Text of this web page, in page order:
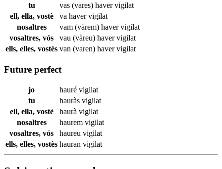
tu
vas (vares) havervigilat
ell, ella, vostè
va havervigilat
nosaltres
vam (vàrem) havervigilat
vosaltres, vós
vau (vàreu) havervigilat
ells, elles, vostès van (varen) havervigilat
Future perfect
jo hauré vigilat
tu
hauràs vigilat
ell, ella, vostè
haurà vigilat
nosaltres
haurem vigilat
vosaltres, vós
haureu vigilat
ells, elles, vostès hauran vigilat